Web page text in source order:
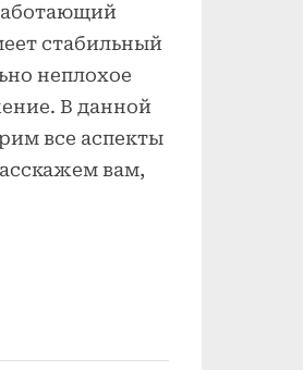
стабильный
неплохое
В данной
все аспекты
вам,